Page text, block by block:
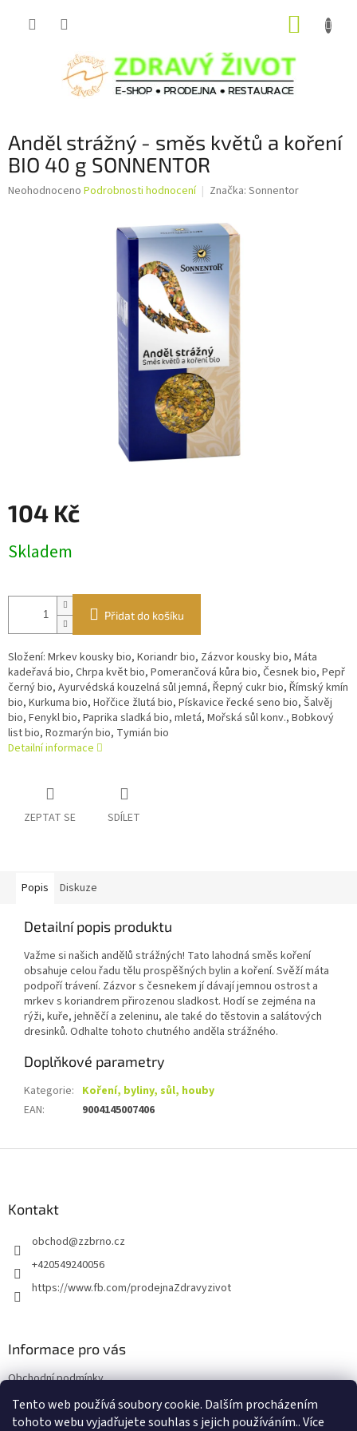
Tento web používá soubory cookie. Dalším procházením
tohoto webu vyjadřujete souhlas s jejich používáním.. Více
Anděl strážný - směs květů a koření
BIO 40 g SONNENTOR
Průměrné
Neohodnoceno Podrobnosti hodnocení Značka: Sonnentor
104 Kč
cena:
Skladem
Přidat do košíku
Složení: Mrkev kousky bio, Koriandr bio, Zázvor kousky bio, Máta
kadeřavá bio, Chrpa květ bio, Pomerančová kůra bio, Česnek bio, Pepř
černý bio, Ayurvédská kouzelná sůl jemná, Řepný cukr bio, Římský kmín
bio, Kurkuma bio, Hořčice žlutá bio, Pískavice řecké seno bio, Šalvěj
bio, Fenykl bio, Paprika sladká bio, mletá, Mořská sůl konv., Bobkový
list bio, Rozmarýn bio, Tymián bio
Detailní informace
ZEPTAT SE SDÍLET
Popis Diskuze
Detailní popis produktu
Važme si našich andělů strážných! Tato lahodná směs koření
obsahuje celou řadu tělu prospěšných bylin a koření. Svěží máta
podpoří trávení. Zázvor s česnekem jí dávají jemnou ostrost a
mrkev s koriandrem přirozenou sladkost. Hodí se zejména na
rýži, kuře, jehněčí a zeleninu, ale také do těstovin a salátových
dresinků. Odhalte tohoto chutného anděla strážného.
Doplňkové parametry
Kategorie: Koření, byliny, sůl, houby
EAN: 9004145007406
Kontakt
obchod@zzbrno.cz
+420549240056
https://www.fb.com/prodejnaZdravyzivot
Informace pro vás
Obchodní podmínky
Podmínky ochrany osobních údajů